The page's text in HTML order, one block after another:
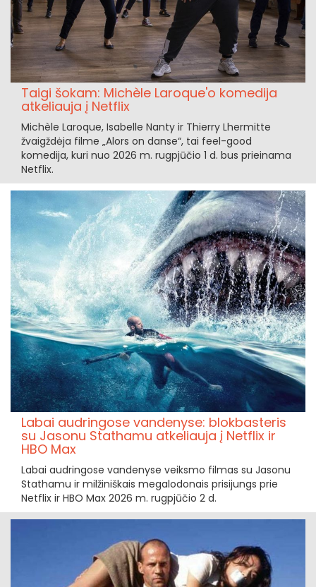
Taigi šokam: Michèle Laroque'o komedija
atkeliauja į Netflix
Michèle Laroque, Isabelle Nanty ir Thierry Lhermitte
žvaigždėja filme „Alors on danse“, tai feel-good
komedija, kuri nuo 2026 m. rugpjūčio 1 d. bus prieinama
Netflix.
Labai audringose vandenyse: blokbasteris
su Jasonu Stathamu atkeliauja į Netflix ir
HBO Max
Labai audringose vandenyse veiksmo filmas su Jasonu
Stathamu ir milžiniškais megalodonais prisijungs prie
Netflix ir HBO Max 2026 m. rugpjūčio 2 d.